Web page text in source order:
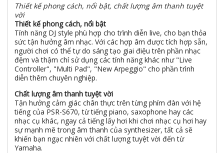
Thiết kế phong cách, nổi bật, chất lượng âm thanh tuyệt
vời
Thiết kế phong cách, nổi bật
Tính năng DJ style phù hợp cho trình diễn live, cho bạn thỏa
sức tận hưởng âm nhạc. Với các hợp âm được tích hợp sẵn,
người chơi có thể tự do sáng tạo giai điệu trên phần nhạc
đệm và thậm chí sử dụng các tính năng khác như "Live
Controller", "Multi Pad", "New Arpeggio" cho phần trình
diễn thêm chuyên nghiệp.
Chất lượng âm thanh tuyệt vời
Tận hưởng cảm giác chân thực trên từng phím đàn với hệ
tiếng của PSR-S670, từ tiếng piano, saxophone hay các
nhạc cụ khác, ngay cả tiếng lấy hơi khi chơi nhạc cụ hơi hay
sự mạnh mẽ trong âm thanh của synthesizer, tất cả sẽ
khiến bạn ngạc nhiên với chất lượng tuyệt vời đến từ
Yamaha.